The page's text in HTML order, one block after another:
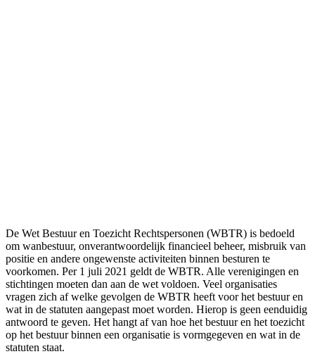
De Wet Bestuur en Toezicht Rechtspersonen (WBTR) is bedoeld
om wanbestuur, onverantwoordelijk financieel beheer, misbruik van
positie en andere ongewenste activiteiten binnen besturen te
voorkomen. Per 1 juli 2021 geldt de WBTR. Alle verenigingen en
stichtingen moeten dan aan de wet voldoen. Veel organisaties
vragen zich af welke gevolgen de WBTR heeft voor het bestuur en
wat in de statuten aangepast moet worden. Hierop is geen eenduidig
antwoord te geven. Het hangt af van hoe het bestuur en het toezicht
op het bestuur binnen een organisatie is vormgegeven en wat in de
statuten staat.